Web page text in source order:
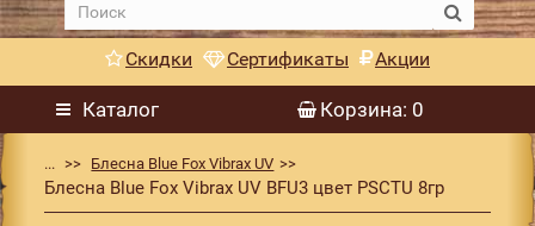
Скидки Сертификаты Акции
Каталог Корзина: 0
... Блесна Blue Fox Vibrax UV
Блесна Blue Fox Vibrax UV BFU3 цвет PSCTU 8гр